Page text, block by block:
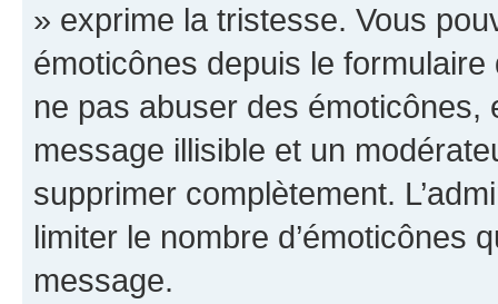
» exprime la tristesse. Vous
émoticônes depuis le
ne pas abuser des
message illisible et un
supprimer complètement.
limiter le nombre d’émoticônes
message.